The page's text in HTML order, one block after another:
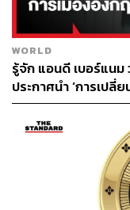
WORLD
รู้จัก แอนดี เบอร์แน
ประกาศนำ ‘การเป
สู่การเมืองอังกฤษ